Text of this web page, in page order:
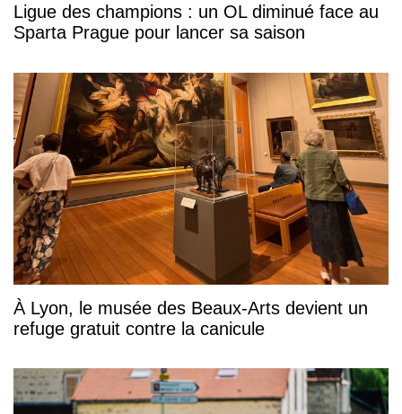
Ligue des champions : un OL diminué face au
Sparta Prague pour lancer sa saison
À Lyon, le musée des Beaux-Arts devient un
refuge gratuit contre la canicule